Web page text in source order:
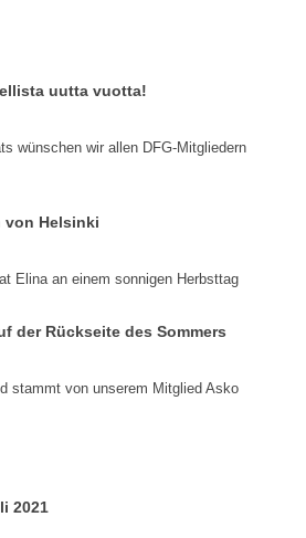
uutta vuotta!
wünschen wir allen DFG-Mitgliedern
von Helsinki
Elina an einem sonnigen Herbsttag
der Rückseite des Sommers
stammt von unserem Mitglied Asko
2021